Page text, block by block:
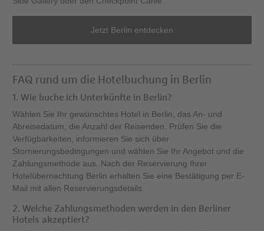
Jetzt Berlin entdecken
FAQ rund um die Hotelbuchung in Berlin
1. Wie buche ich Unterkünfte in Berlin?
Wählen Sie Ihr gewünschtes Hotel in Berlin, das An- und
Abreisedatum, die Anzahl der Reisenden. Prüfen Sie die
Verfügbarkeiten, informieren Sie sich über
Stornierungsbedingungen und wählen Sie Ihr Angebot und die
Zahlungsmethode aus. Nach der Reservierung Ihrer
Hotelübernachtung Berlin erhalten Sie eine Bestätigung per E-
Mail mit allen Reservierungsdetails.
2. Welche Zahlungsmethoden werden in den Berliner
Hotels akzeptiert?